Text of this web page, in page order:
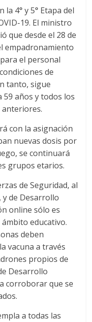
4° y 5° Etapa del
19. El ministro
que desde el 28 de
empadronamiento
el personal
de
tanto, sigue
59 años y todos los
anteriores.
con la asignación
nuevas dosis por
se continuará
grupos etarios.
de Seguridad, al
y de Desarrollo
online sólo es
educativo.
deben
vacuna a través
propios de
Desarrollo
corroborar que se
a todas las